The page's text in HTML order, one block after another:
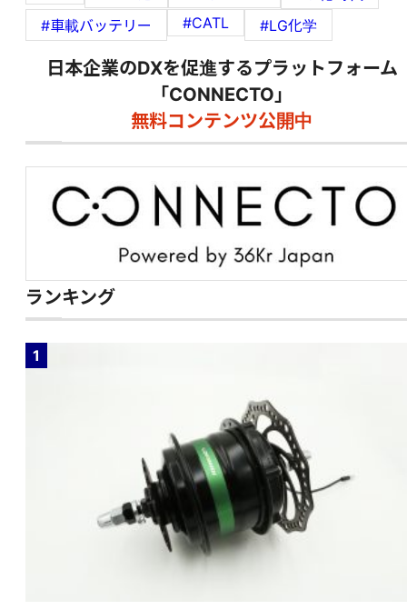
#車載バッテリー
#CATL #LG化学
日本企業のDXを促進するプラットフォーム
「CONNECTO」
無料コンテンツ公開中
ランキング
1